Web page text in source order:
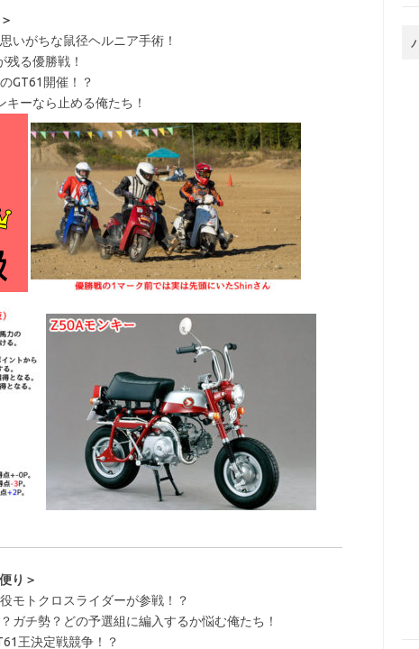
いがちな鼠径ヘルニア手術！
る優勝戦！
GT61開催！？
ーなら止める俺たち！
り＞
モトクロスライダーが参戦！？
ガチ勢？どの予選組に編入するか悩む俺たち！
王決定戦競争！？